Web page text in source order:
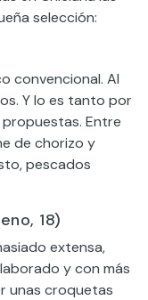
selección:
convencional. Al
Y lo es tanto por
Entre
de chorizo y
pescados
18)
extensa,
y con más
unas croquetas